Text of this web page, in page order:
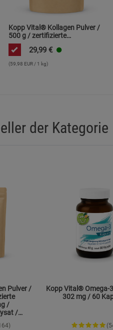
Kopp Vital® Kollagen Pulver /
500 g / zertifizierte
Weidehaltung /
Kollagenhydrolysat /
29,99 €
(59,98 EUR / 1 kg)
der Kategorie
Pulver /
/
/
Eiweiß
Kopp Vital® Omega-
302 mg / 60
(3)
Cookies
Cookie-Informationen